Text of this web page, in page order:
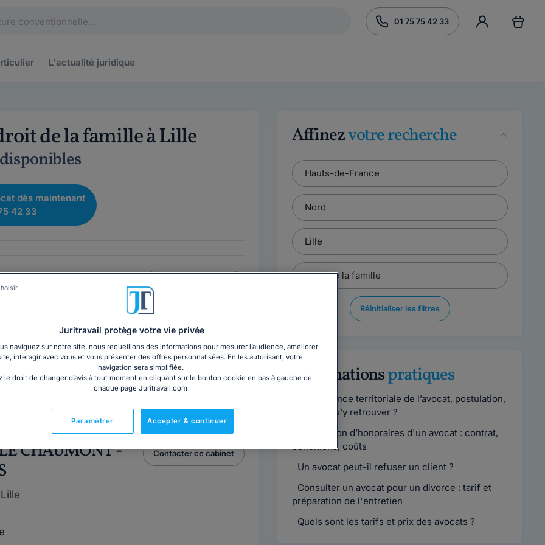
01 75 75 42 33
L'actualité juridique
de la famille à Lille
disponibles
dès maintenant
42 33
Maître OKITADJONGA vous conseille, vous
cause avec fermeté à Lille. Réactif et...
CHAUMONT -
Contacter ce cabinet
Affinezvotre recherche
Réinitialiser les filtres
Informationspratiques
Compétence territoriale de l’avocat, postulation,
comment s’y retrouver ?
Convention d’honoraires d'un avocat : contrat,
conditions, coûts
Un avocat peut-il refuser un client ?
Consulter un avocat pour un divorce : tarif et
préparation de l'entretien
Quels sont les tarifs et prix des avocats ?
Juritravail protège votre vie privée
naviguez sur notre site, nous recueillons des informations pour mesurer l’audience, améliorer
interagir avec vous et vous présenter des offres personnalisées. En les autorisant, votre
navigation sera simplifiée.
le droit de changer d’avis à tout moment en cliquant sur le bouton cookie en bas à gauche de
chaque page Juritravail.com
Accepter & continuer
Paramétrer